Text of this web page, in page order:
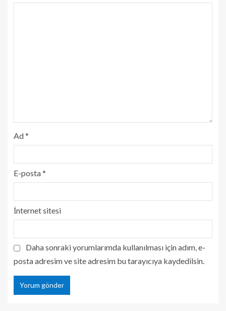
Ad*
E-posta*
İnternet sitesi
Daha sonraki yorumlarımda kullanılması için adım, e-
posta adresim ve site adresim bu tarayıcıya kaydedilsin.